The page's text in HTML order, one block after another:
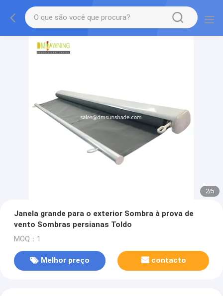
2/5
Janela grande para o exterior Sombra à prova de
vento Sombras persianas Toldo
MOQ：1
Melhor preço contacto